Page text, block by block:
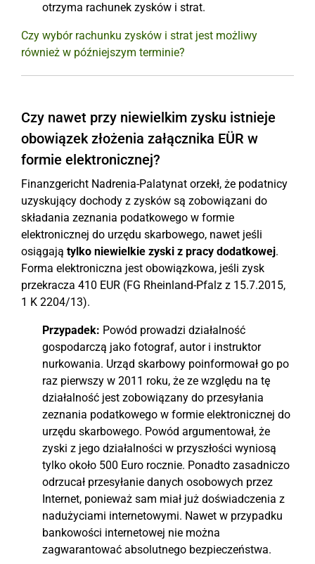
otrzyma rachunek zysków i strat.
Czy wybór rachunku zysków i strat jest możliwy
również w późniejszym terminie?
Czy nawet przy niewielkim zysku istnieje
obowiązek złożenia załącznika EÜR w
formie elektronicznej?
Finanzgericht Nadrenia-Palatynat orzekł, że podatnicy
uzyskujący dochody z zysków są zobowiązani do
składania zeznania podatkowego w formie
elektronicznej do urzędu skarbowego, nawet jeśli
osiągają tylko niewielkie zyski z pracy dodatkowej.
Forma elektroniczna jest obowiązkowa, jeśli zysk
przekracza 410 EUR (FG Rheinland-Pfalz z 15.7.2015,
1 K 2204/13).
Przypadek: Powód prowadzi działalność
gospodarczą jako fotograf, autor i instruktor
nurkowania. Urząd skarbowy poinformował go po
raz pierwszy w 2011 roku, że ze względu na tę
działalność jest zobowiązany do przesyłania
zeznania podatkowego w formie elektronicznej do
urzędu skarbowego. Powód argumentował, że
zyski z jego działalności w przyszłości wyniosą
tylko około 500 Euro rocznie. Ponadto zasadniczo
odrzucał przesyłanie danych osobowych przez
Internet, ponieważ sam miał już doświadczenia z
nadużyciami internetowymi. Nawet w przypadku
bankowości internetowej nie można
zagwarantować absolutnego bezpieczeństwa.